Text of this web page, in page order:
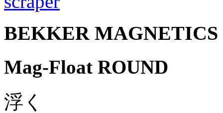
BEKKER MAGNETICS
Mag-Float ROUND
浮く